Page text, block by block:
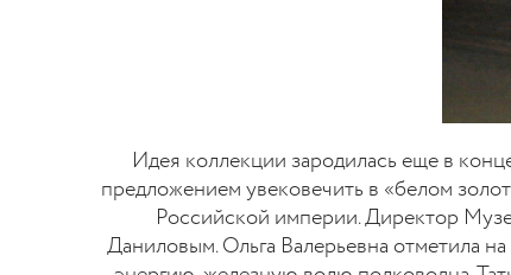
Идея коллекции зародилась еще в
предложением увековечить в «белом
Российской империи. Директор
Даниловым. Ольга Валерьевна отметила